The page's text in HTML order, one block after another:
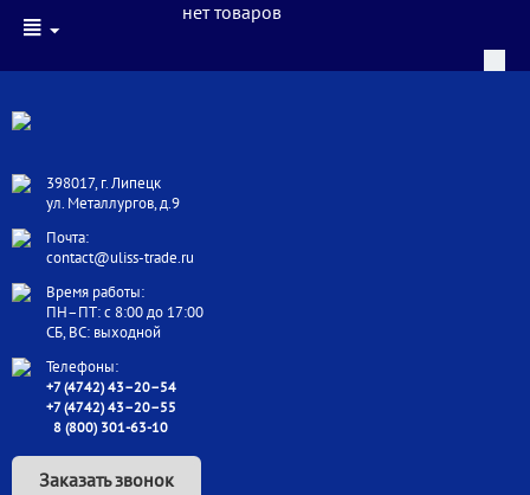
398017, г. Липецк
ул. Металлургов, д.9
Почта:
contact@uliss-trade.ru
Время работы:
ПН–ПТ: с 8:00 до 17:00
СБ, ВС: выходной
Телефоны:
+7 (4742) 43–20–54
+7 (4742) 43–20–55
8 (800) 301-63-10
Заказать звонок
нет товаров